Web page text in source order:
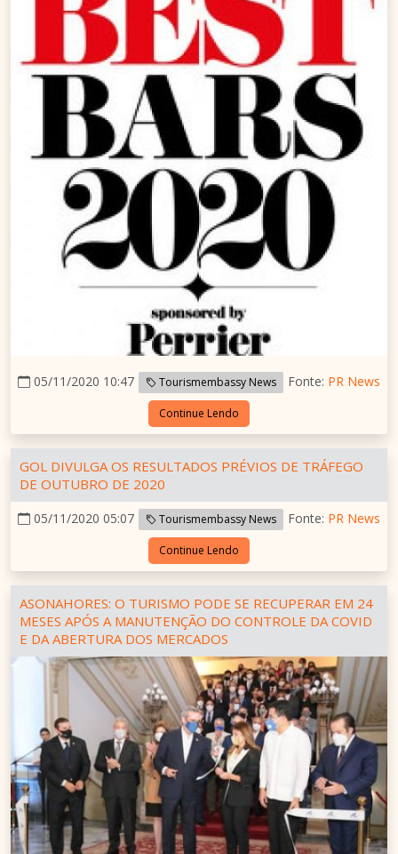
05/11/2020 10:47 Tourismembassy News Fonte: PR News
Continue Lendo
GOL DIVULGA OS RESULTADOS PRÉVIOS DE TRÁFEGO
DE OUTUBRO DE 2020
05/11/2020 05:07 Tourismembassy News Fonte: PR News
Continue Lendo
ASONAHORES: O TURISMO PODE SE RECUPERAR EM 24
MESES APÓS A MANUTENÇÃO DO CONTROLE DA COVID
E DA ABERTURA DOS MERCADOS